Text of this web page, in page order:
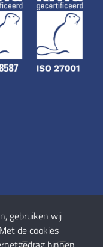
gebruiken wij
de cookies